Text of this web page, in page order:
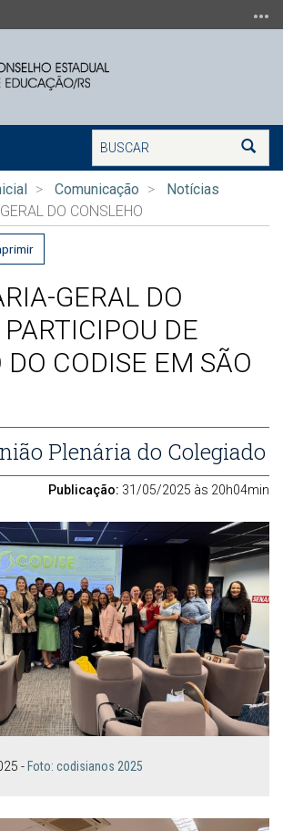
Buscar
Comunicação
Notícias
DO CONSLEHO
GERAL DO
DE
DO CODISE EM SÃO
Plenária do Colegiado
Publicação: 31/05/2025 às 20h04min
-Foto: codisianos 2025